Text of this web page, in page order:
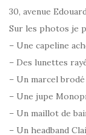
30, avenue
Sur les photos je
– Une capeline
– Des lunettes
– Un marcel
– Une jupe
– Un maillot de
– Un headband